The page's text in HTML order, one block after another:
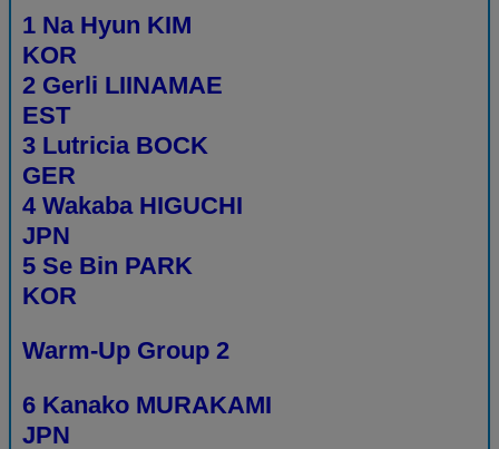
1 Na Hyun KIM
KOR
2 Gerli LIINAMAE
EST
3 Lutricia BOCK
GER
4 Wakaba HIGUCHI
JPN
5 Se Bin PARK
KOR
Warm-Up Group 2
6 Kanako MURAKAMI
JPN